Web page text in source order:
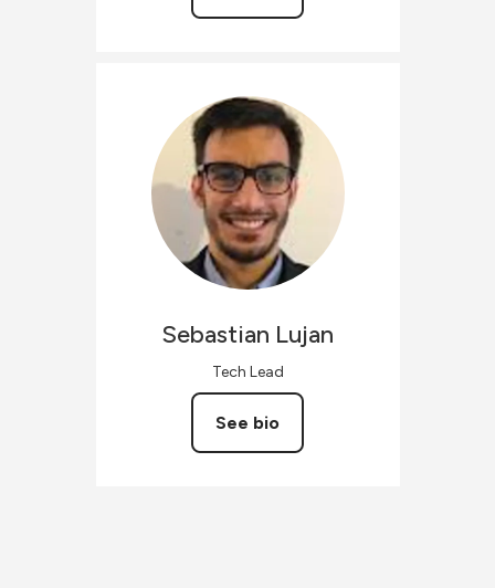
Sebastian Lujan
Tech Lead
See bio